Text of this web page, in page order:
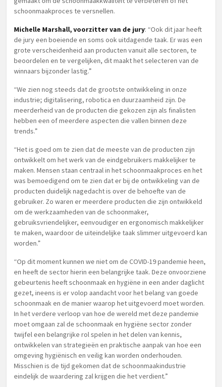
schoonmaakproces te versnellen.
Michelle Marshall, voorzitter van de jury: “Ook dit jaar heeft
de jury een boeiende en soms ook uitdagende taak. Er was een
grote verscheidenheid aan producten vanuit alle sectoren, te
beoordelen en te vergelijken, dit maakt het selecteren van de
winnaars bijzonder lastig.”
“We zien nog steeds dat de grootste ontwikkeling in onze
industrie; digitalisering, robotica en duurzaamheid zijn. De
meerderheid van de producten die gekozen zijn als finalisten
hebben een of meerdere aspecten die vallen binnen deze
trends.”
“Het is goed om te zien dat de meeste van de producten zijn
ontwikkelt om het werk van de eindgebruikers makkelijker te
maken. Mensen staan centraal in het schoonmaakproces en het
was bemoedigend om te zien dat er bij de ontwikkeling van de
producten duidelijk nagedacht is over de behoefte van de
gebruiker. Zo waren er meerdere producten die zijn ontwikkeld
om de werkzaamheden van de schoonmaker,
gebruiksvriendelijker, eenvoudiger en ergonomisch makkelijker
te maken, waardoor de uiteindelijke taak slimmer uitgevoerd kan
worden.”
“Op dit moment kunnen we niet om de COVID-19 pandemie heen,
en heeft de sector hierin een belangrijke taak. Deze onvoorziene
gebeurtenis heeft schoonmaak en hygiëne in een ander daglicht
gezet, ineens is er volop aandacht voor het belang van goede
schoonmaak en de manier waarop het uitgevoerd moet worden.
In het verdere verloop van hoe de wereld met deze pandemie
moet omgaan zal de schoonmaak en hygiëne sector zonder
twijfel een belangrijke rol spelen in het delen van kennis,
ontwikkelen van strategieën en praktische aanpak van hoe een
omgeving hygiënisch en veilig kan worden onderhouden.
Misschien is de tijd gekomen dat de schoonmaakindustrie
eindelijk de waardering zal krijgen die het verdient.”